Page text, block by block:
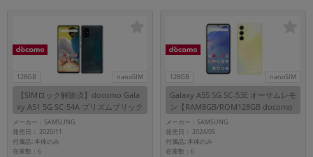
128GB nanoSIM
【SIMロック解除済】docomo Gala
xy A51 5G SC-54A プリズムブリック
スブラック
メーカー：SAMSUNG
発売日： 2020/11
付属品: 本体のみ
在庫数：6
128GB nanoSIM
Galaxy A55 5G SC-53E オーサムレモ
ン【RAM8GB/ROM128GB docomo
版SIMフリー】
メーカー：SAMSUNG
発売日： 2024/05
付属品: 本体のみ
在庫数：6
OS
OSの絞り込み
メモリ
~
容量